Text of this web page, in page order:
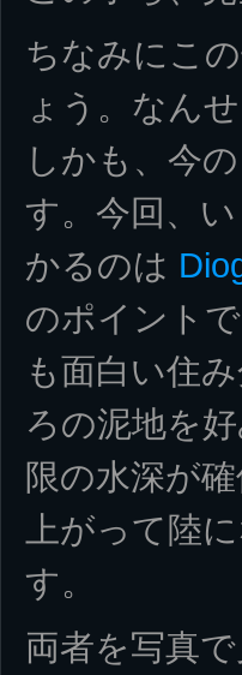
ちなみにこ
ょう。なん
しかも、今
す。今回、
かるのは
のポイント
も面白い住
ろの泥地を
限の水深が
上がって陸
す。
両者を写真